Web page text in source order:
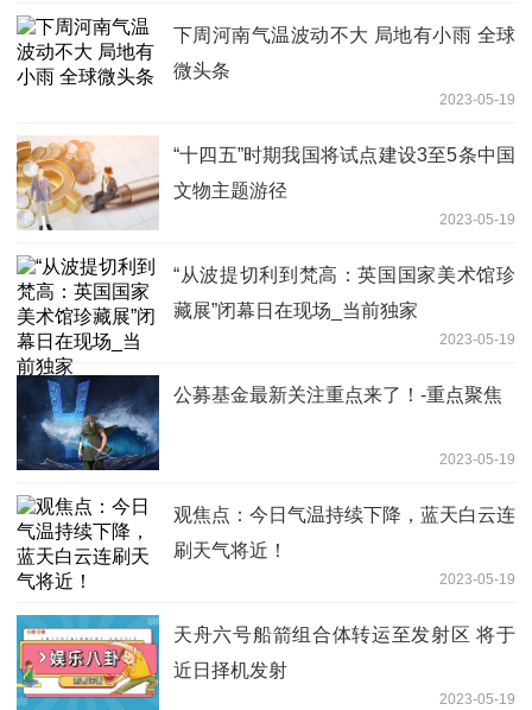
下周河南气温波动不大 局地有小雨 全球
微头条
2023-05-19
“十四五”时期我国将试点建设3至5条中国
文物主题游径
2023-05-19
“从波提切利到梵高：英国国家美术馆珍
藏展”闭幕日在现场_当前独家
2023-05-19
公募基金最新关注重点来了！-重点聚焦
2023-05-19
观焦点：今日气温持续下降，蓝天白云连
刷天气将近！
2023-05-19
天舟六号船箭组合体转运至发射区 将于
近日择机发射
2023-05-19